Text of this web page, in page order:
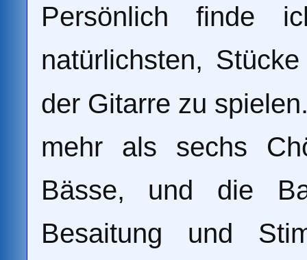
Persönlich finde
natürlichsten,
der Gitarre zu
mehr als sechs
Bässe, und die
Besaitung und